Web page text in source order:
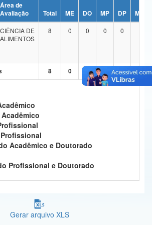
Inovações e Comunicações
Regional
e dos Direitos Humanos
Área de
Avaliação
Total ME DO MP DP
ME/
CIÊNCIA DE
ALIMENTOS
8 0 0 0 0
8 0 0 0 0 7
Acadêmico
Acadêmico e Doutorado
Profissional e Doutorado
Gerar arquivo XLS